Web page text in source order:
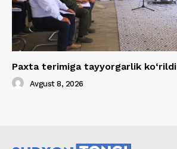
Paxta terimiga tayyorgarlik ko‘rildi
Avgust 8, 2026